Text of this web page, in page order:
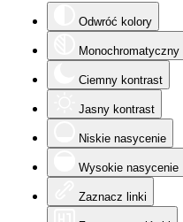
Odwróć kolory
Monochromatyczny
Ciemny kontrast
Jasny kontrast
Niskie nasycenie
Wysokie nasycenie
Zaznacz linki